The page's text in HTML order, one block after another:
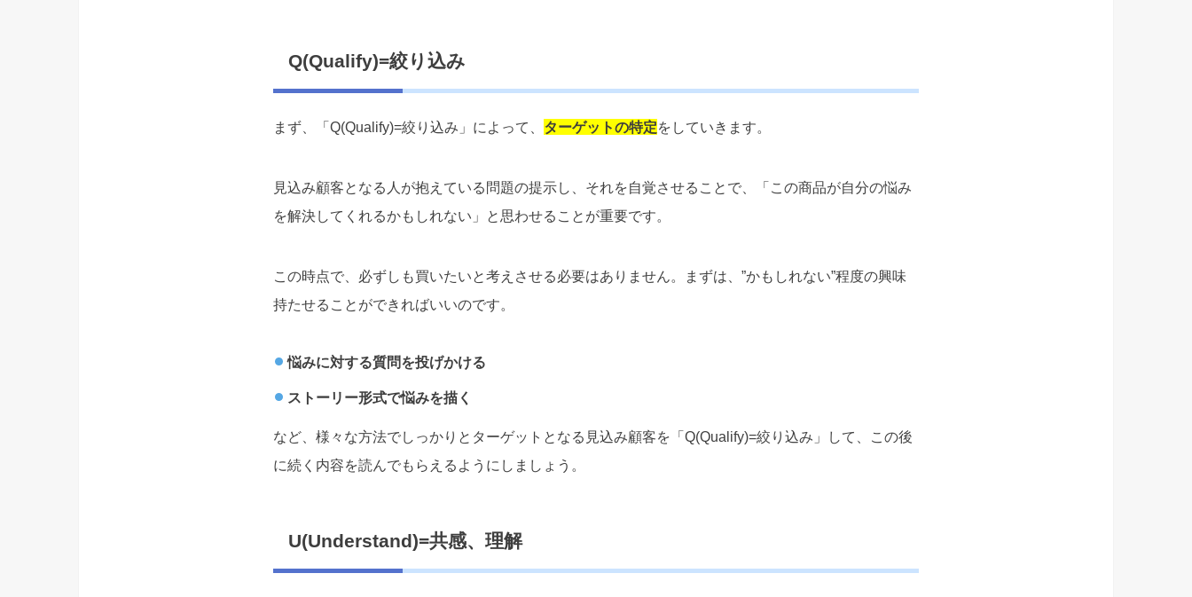
Q(Qualify)=絞り込み
まず、「Q(Qualify)=絞り込み」によって、 ターゲットの特定をしていきます。
見込み顧客となる人が抱えている問題の提示し、それを自覚させることで、「この商品が自分の悩み
を解決してくれるかもしれない」と思わせることが重要です。
この時点で、必ずしも買いたいと考えさせる必要はありません。まずは、”かもしれない”程度の興味
持たせることができればいいのです。
悩みに対する質問を投げかける
ストーリー形式で悩みを描く
など、様々な方法でしっかりとターゲットとなる見込み顧客を「Q(Qualify)=絞り込み」して、この後
に続く内容を読んでもらえるようにしましょう。
U(Understand)=共感、理解